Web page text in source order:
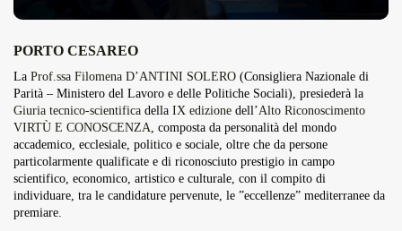
PORTO CESAREO
La Prof.ssa Filomena D’ANTINI SOLERO (Consigliera Nazionale di
Parità – Ministero del Lavoro e delle Politiche Sociali), presiederà la
Giuria tecnico-scientifica della IX edizione dell’Alto Riconoscimento
VIRTÙ E CONOSCENZA, composta da personalità del mondo
accademico, ecclesiale, politico e sociale, oltre che da persone
particolarmente qualificate e di riconosciuto prestigio in campo
scientifico, economico, artistico e culturale, con il compito di
individuare, tra le candidature pervenute, le ”eccellenze” mediterranee da
premiare.